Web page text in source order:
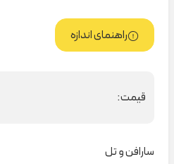
راهنمای اندازه
قیمت:
سارافن و تل